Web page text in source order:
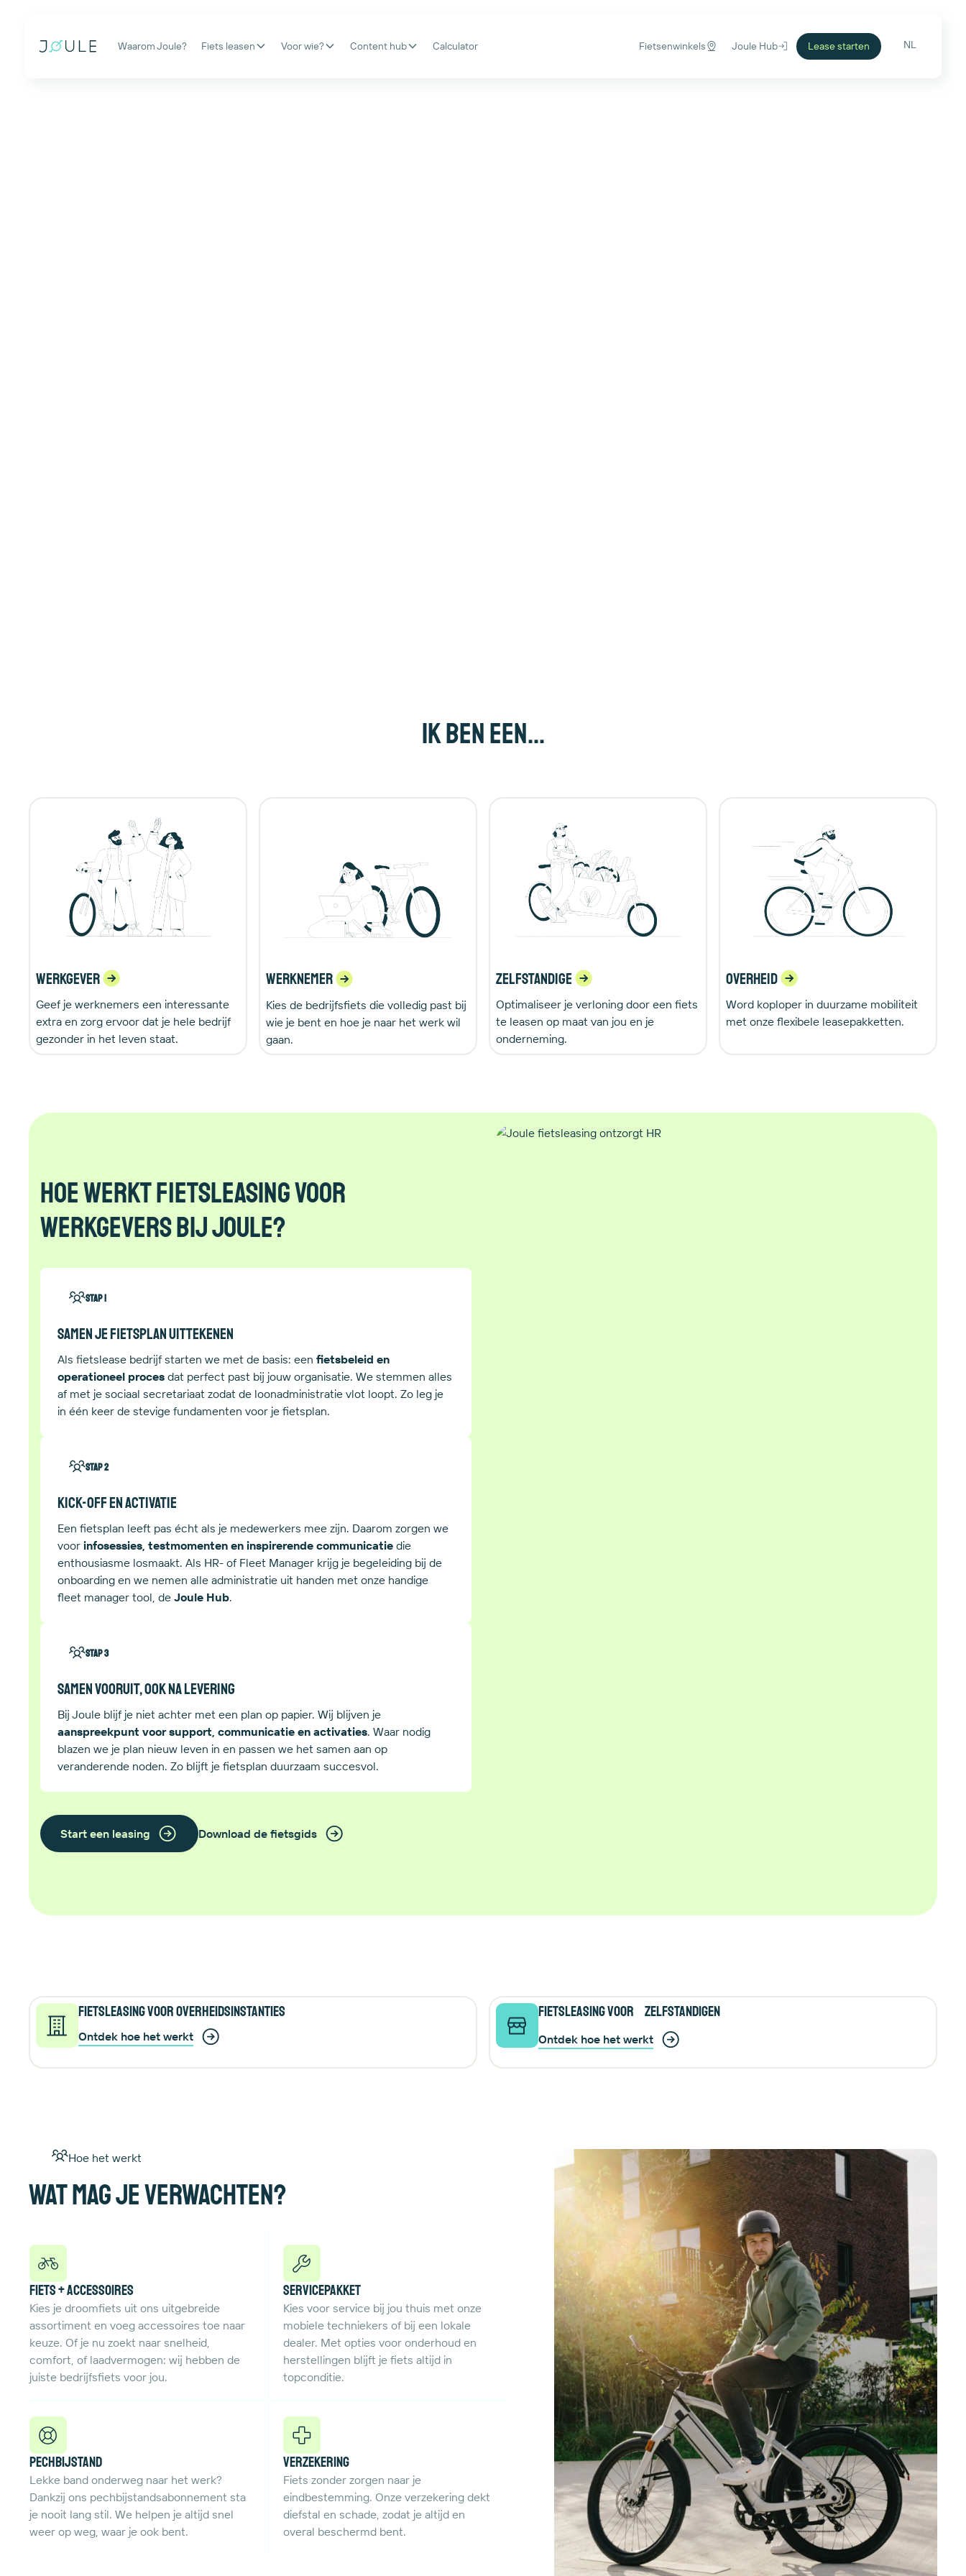
Waarom Joule? Fiets leasen Voor wie? Content hub Calculator Fietsenwinkels Joule Hub Lease starten NL
Ik ben een...
Werkgever
Geef je werknemers een interessante
extra en zorg ervoor dat je hele bedrijf
gezonder in het leven staat.
Werknemer
Kies de bedrijfsfiets die volledig past bij
wie je bent en hoe je naar het werk wil
gaan.
Zelfstandige
Optimaliseer je verloning door een fiets
te leasen op maat van jou en je
onderneming.
Overheid
Word koploper in duurzame mobiliteit
met onze flexibele leasepakketten.
Hoe werkt fietsleasing voor
werkgevers bij Joule?
Stap 1
Samen je fietsplan uittekenen
Als fietslease bedrijf starten we met de basis: een fietsbeleid en
operationeel proces dat perfect past bij jouw organisatie. We stemmen alles
af met je sociaal secretariaat zodat de loonadministratie vlot loopt. Zo leg je
in één keer de stevige fundamenten voor je fietsplan.
Stap 2
Kick-off en activatie
Een fietsplan leeft pas écht als je medewerkers mee zijn. Daarom zorgen we
voor infosessies, testmomenten en inspirerende communicatie die
enthousiasme losmaakt. Als HR- of Fleet Manager krijg je begeleiding bij de
onboarding en we nemen alle administratie uit handen met onze handige
fleet manager tool, de Joule Hub.
Stap 3
Samen vooruit, ook na levering
Bij Joule blijf je niet achter met een plan op papier. Wij blijven je
aanspreekpunt voor support, communicatie en activaties. Waar nodig
blazen we je plan nieuw leven in en passen we het samen aan op
veranderende noden. Zo blijft je fietsplan duurzaam succesvol.
Start een leasing Download de fietsgids
Fietsleasing voor overheidsinstanties
Ontdek hoe het werkt
Fietsleasing voor zelfstandigen
Ontdek hoe het werkt
Hoe het werkt
Wat mag je verwachten?
Fiets + Accessoires
Kies je droomfiets uit ons uitgebreide
assortiment en voeg accessoires toe naar
keuze. Of je nu zoekt naar snelheid,
comfort, of laadvermogen: wij hebben de
juiste bedrijfsfiets voor jou.
Servicepakket
Kies voor service bij jou thuis met onze
mobiele techniekers of bij een lokale
dealer. Met opties voor onderhoud en
herstellingen blijft je fiets altijd in
topconditie.
Pechbijstand
Lekke band onderweg naar het werk?
Dankzij ons pechbijstandsabonnement sta
je nooit lang stil. We helpen je altijd snel
weer op weg, waar je ook bent.
Verzekering
Fiets zonder zorgen naar je
eindbestemming. Onze verzekering dekt
diefstal en schade, zodat je altijd en
overal beschermd bent.